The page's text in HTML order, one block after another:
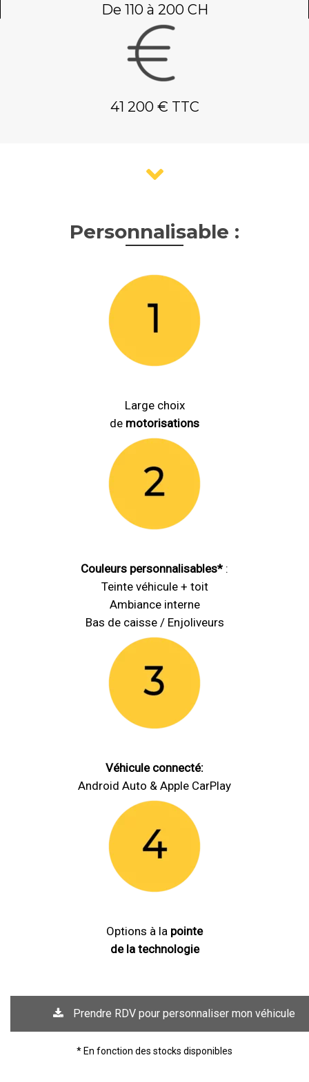
De 110 à 200 CH
41 200 € TTC
Personnalisable :
Large choix
de motorisations
Couleurs personnalisables* :
Teinte véhicule + toit
Ambiance interne
Bas de caisse / Enjoliveurs
Véhicule connecté:
Android Auto & Apple CarPlay
Options à la pointe
de la technologie
Prendre RDV pour personnaliser mon véhicule
* En fonction des stocks disponibles